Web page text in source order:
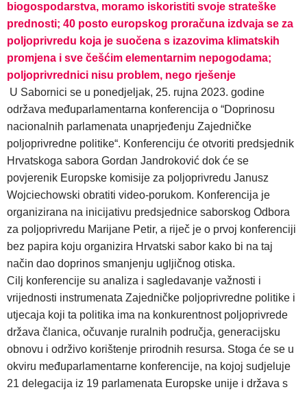
biogospodarstva, moramo iskoristiti svoje strateške
prednosti; 40 posto europskog proračuna izdvaja se za
poljoprivredu koja je suočena s izazovima klimatskih
promjena i sve češćim elementarnim nepogodama;
poljoprivrednici nisu problem, nego rješenje
U Sabornici se u ponedjeljak, 25. rujna 2023. godine
održava međuparlamentarna konferencija o “Doprinosu
nacionalnih parlamenata unaprjeđenju Zajedničke
poljoprivredne politike“. Konferenciju će otvoriti predsjednik
Hrvatskoga sabora Gordan Jandroković dok će se
povjerenik Europske komisije za poljoprivredu Janusz
Wojciechowski obratiti video-porukom. Konferencija je
organizirana na inicijativu predsjednice saborskog Odbora
za poljoprivredu Marijane Petir, a riječ je o prvoj konferenciji
bez papira koju organizira Hrvatski sabor kako bi na taj
način dao doprinos smanjenju ugljičnog otiska.
Cilj konferencije su analiza i sagledavanje važnosti i
vrijednosti instrumenata Zajedničke poljoprivredne politike i
utjecaja koji ta politika ima na konkurentnost poljoprivrede
država članica, očuvanje ruralnih područja, generacijsku
obnovu i održivo korištenje prirodnih resursa. Stoga će se u
okviru međuparlamentarne konferencije, na kojoj sudjeluje
21 delegacija iz 19 parlamenata Europske unije i država s